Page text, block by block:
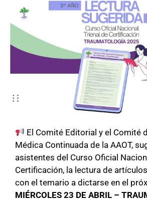
El Comité Editorial y el Comité
Médica Continuada de la AAOT,
asistentes del Curso Oficial
Certificación, la lectura de
con el temario a dictarse en el
MIÉRCOLES 23 DE ABRIL –